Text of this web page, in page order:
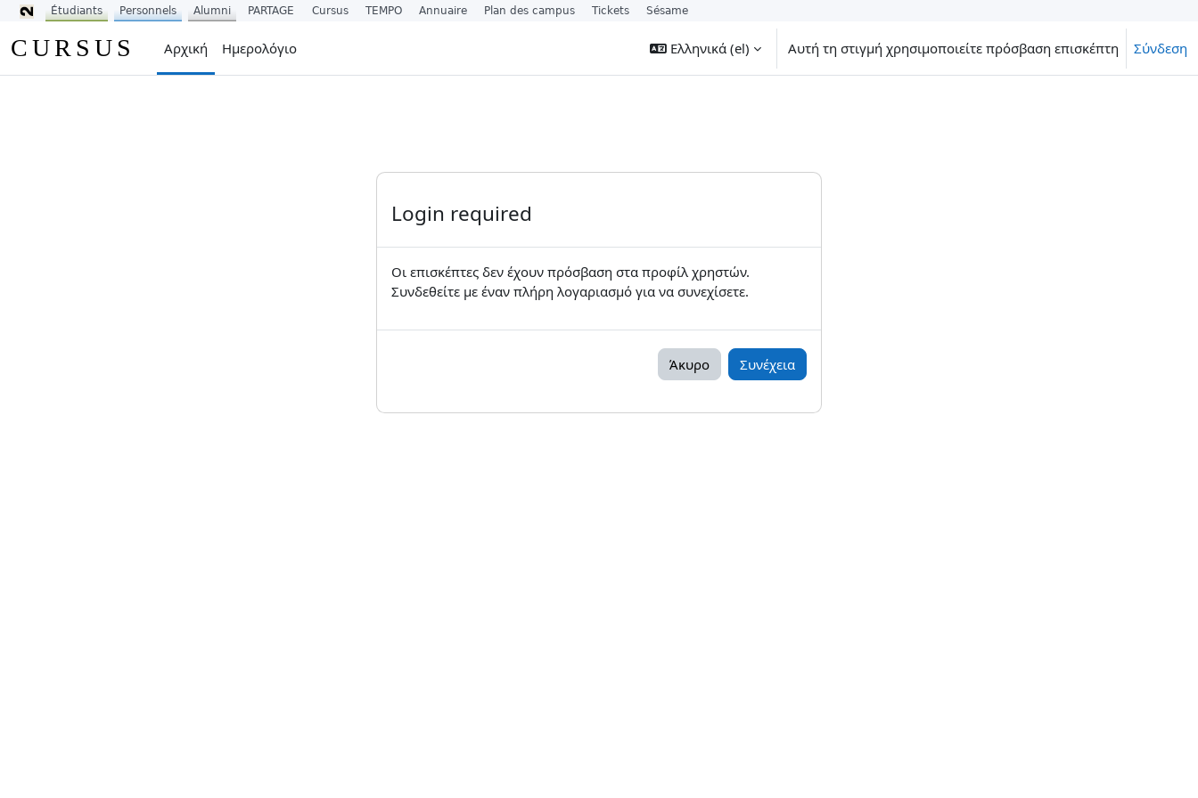
CURSUS Αρχική Ημερολόγιο Ελληνικά ‎(el)‎ Αυτή τη στιγμή χρησιμοποιείτε πρόσβαση επισκέπτη Σύνδεση
Login required
Οι επισκέπτες δεν έχουν πρόσβαση στα προφίλ χρηστών.
Συνδεθείτε με έναν πλήρη λογαριασμό για να συνεχίσετε.
Άκυρο Συνέχεια
Étudiants Personnels Alumni PARTAGE Cursus TEMPO Annuaire Plan des campus Tickets Sésame